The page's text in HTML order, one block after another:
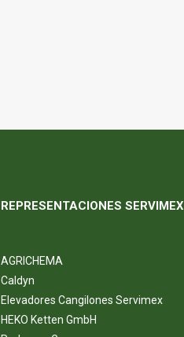
REPRESENTACIONES SERVIMEX
AGRICHEMA
Caldyn
Elevadores Cangilones Servimex
HEKO Ketten GmbH